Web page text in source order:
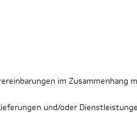
im Zusammenhang
und/oder